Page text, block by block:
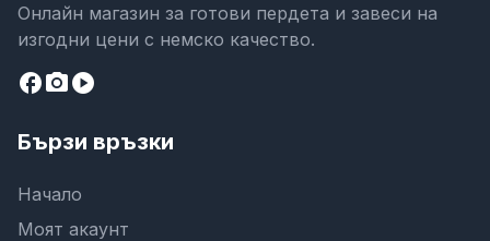
Онлайн магазин за готови пердета и завеси на
изгодни цени с немско качество.
facebookcamera_altplay_circle
Бързи връзки
Начало
Моят акаунт